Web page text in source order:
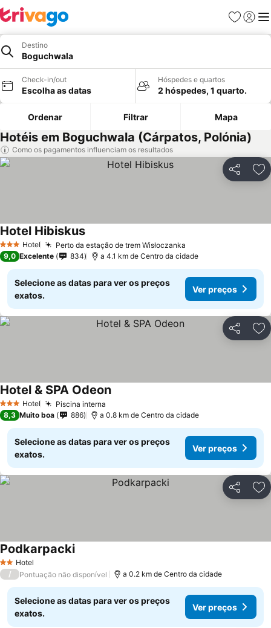
Favoritos
Iniciar
Destino
Boguchwala
Check-in/out
Escolha as datas
Hóspedes e quartos
2 hóspedes, 1 quarto.
Ordenar Filtrar Mapa
Hotéis em Boguchwala (Cárpatos, Polónia)
Como os pagamentos influenciam os resultados
Partilhar
3 EstrelasHotel Perto da estação de trem Wisłoczanka
Hotel Hibiskus
9,0 Excelente 834 a 4.1 km de Centro da cidade
Selecione as datas para ver os preços
exatos.
Ver preços
Partilhar
3 EstrelasHotel Piscina interna
Hotel & SPA Odeon
8,3 Muito boa 886 a 0.8 km de Centro da cidade
Selecione as datas para ver os preços
exatos.
Ver preços
Partilhar
2 Estrelas
Hotel
Podkarpacki
/ Pontuação não disponível a 0.2 km de Centro da cidade
Selecione as datas para ver os preços
exatos.
Ver preços